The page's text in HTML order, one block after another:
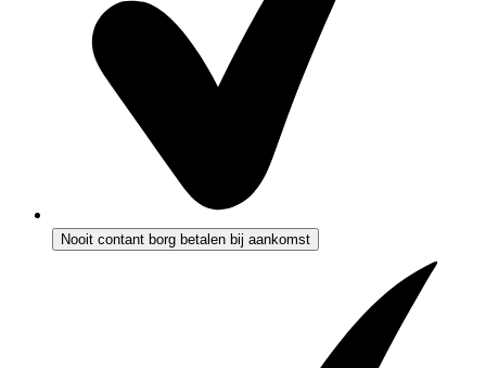
Nooit contant borg betalen bij aankomst